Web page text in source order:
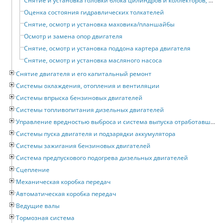
Оценка состояния гидравлических толкателей
Снятие, осмотр и установка маховика/планшайбы
Осмотр и замена опор двигателя
Снятие, осмотр и установка поддона картера двигателя
Снятие, осмотр и установка масляного насоса
Снятие двигателя и его капитальный ремонт
Системы охлаждения, отопления и вентиляции
Системы впрыска бензиновых двигателей
Системы топливопитания дизельных двигателей
Управление вредностью выброса и система выпуска отработавших газов
Системы пуска двигателя и подзарядки аккумулятора
Системы зажигания бензиновых двигателей
Система предпускового подогрева дизельных двигателей
Сцепление
Механическая коробка передач
Автоматическая коробка передач
Ведущие валы
Тормозная система